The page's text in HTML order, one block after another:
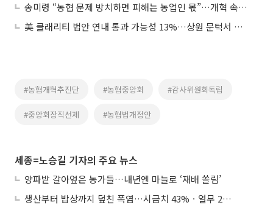
송미령 “농협 문제 방치하면 피해는 농업인 몫”…개혁 속도전 예고
美 클래리티 법안 연내 통과 가능성 13%…상원 문턱서 제동
#농협개혁추진단 #농협중앙회 #감사위원회독립
#중앙회장직선제 #농협법개정안
세종=노승길 기자의 주요 뉴스
양파밭 갈아엎은 농가들…내년엔 마늘로 ‘재배 쏠림’
생산부터 밥상까지 덮친 폭염…시금치 43%ㆍ열무 28% 급등